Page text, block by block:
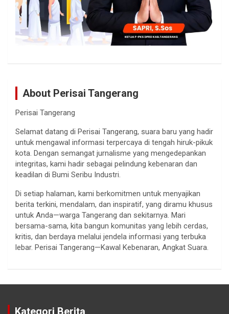
About Perisai Tangerang
Perisai Tangerang
Selamat datang di Perisai Tangerang, suara baru yang hadir
untuk mengawal informasi terpercaya di tengah hiruk-pikuk
kota. Dengan semangat jurnalisme yang mengedepankan
integritas, kami hadir sebagai pelindung kebenaran dan
keadilan di Bumi Seribu Industri.
Di setiap halaman, kami berkomitmen untuk menyajikan
berita terkini, mendalam, dan inspiratif, yang diramu khusus
untuk Anda—warga Tangerang dan sekitarnya. Mari
bersama-sama, kita bangun komunitas yang lebih cerdas,
kritis, dan berdaya melalui jendela informasi yang terbuka
lebar. Perisai Tangerang—Kawal Kebenaran, Angkat Suara.